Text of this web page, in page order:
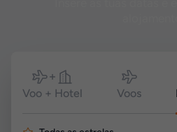
Pesquisar
Voo + Hotel Voos